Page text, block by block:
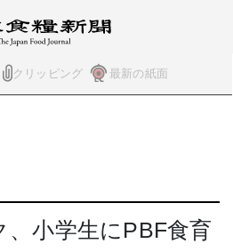
クリッピング 最新の紙面
小学生にPBF食育